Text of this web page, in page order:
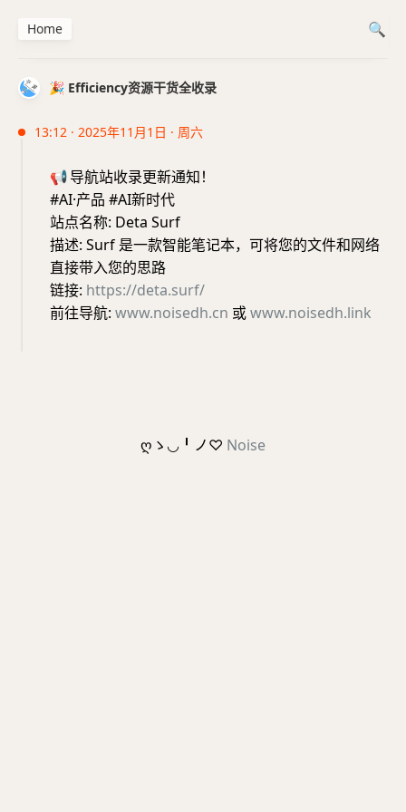
🎉 Efficiency资源干货全收录
13:12 · 2025年11月1日 · 周六
📢导航站收录更新通知！
#AI·产品 #AI新时代
站点名称: Deta Surf
描述: Surf 是一款智能笔记本，可将您的文件和网络
直接带入您的思路
链接: https://deta.surf/
前往导航: www.noisedh.cn 或www.noisedh.link
Home
ღゝ◡╹ノ♡ Noise